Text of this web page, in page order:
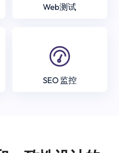
Web测试
SEO 监控